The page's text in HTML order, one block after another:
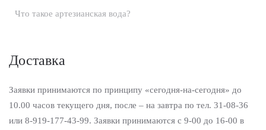
Что такое артезианская вода?
Доставка
Заявки принимаются по принципу «сегодня-на-сегодня» до
10.00 часов текущего дня, после – на завтра по тел. 31-08-36
или 8-919-177-43-99. Заявки принимаются с 9-00 до 16-00 в